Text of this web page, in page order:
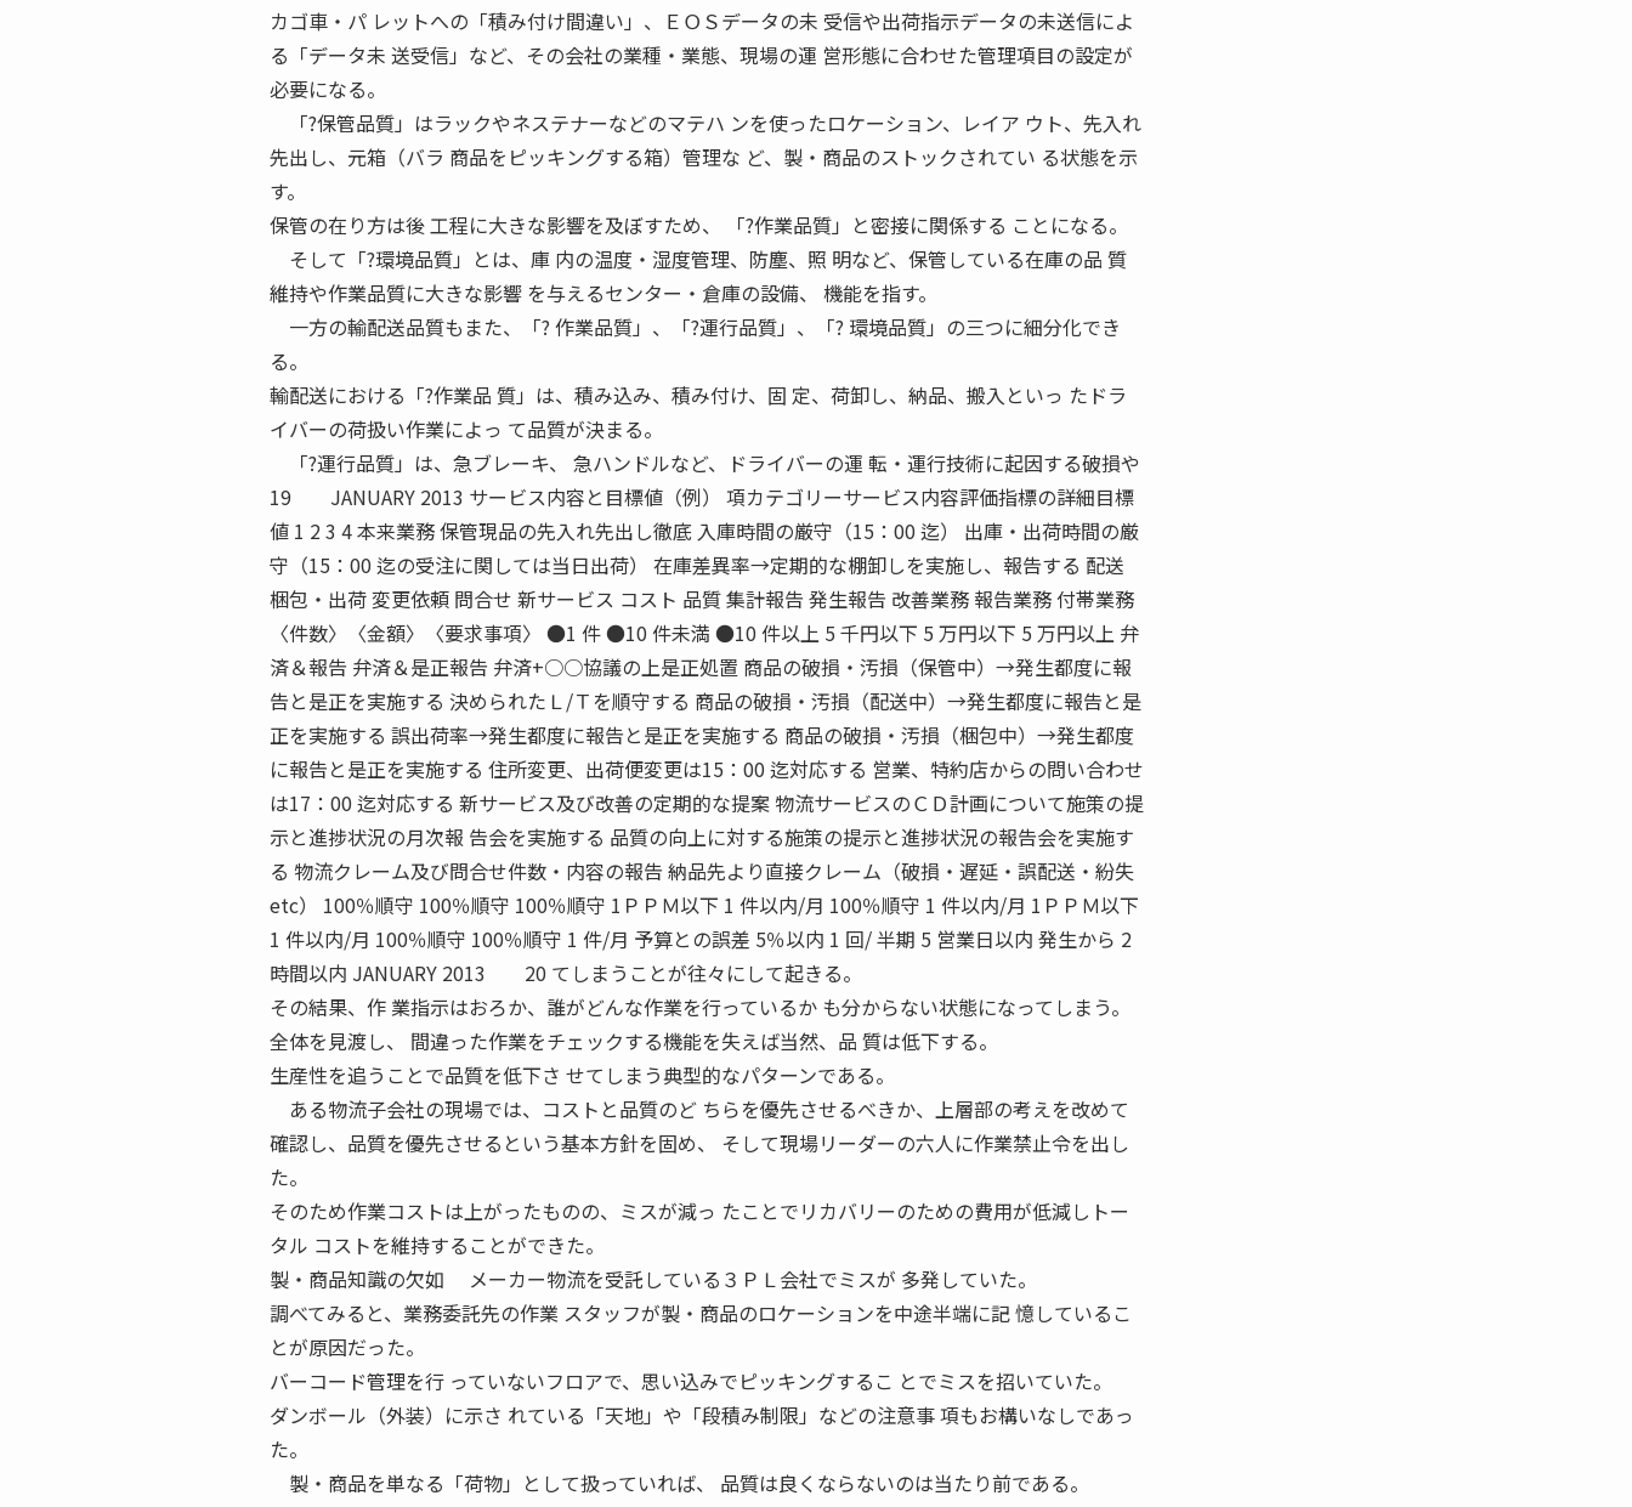
カゴ車・パ レットへの「積み付け間違い」、ＥＯＳデータの未 受信や出荷指示データの未送信によ
る「データ未 送受信」など、その会社の業種・業態、現場の運 営形態に合わせた管理項目の設定が
必要になる。
「?保管品質」はラックやネステナーなどのマテハ ンを使ったロケーション、レイア ウト、先入れ
先出し、元箱（バラ 商品をピッキングする箱）管理な ど、製・商品のストックされてい る状態を示
す。
保管の在り方は後 工程に大きな影響を及ぼすため、 「?作業品質」と密接に関係する ことになる。
そして「?環境品質」とは、庫 内の温度・湿度管理、防塵、照 明など、保管している在庫の品 質
維持や作業品質に大きな影響 を与えるセンター・倉庫の設備、 機能を指す。
一方の輸配送品質もまた、「? 作業品質」、「?運行品質」、「? 環境品質」の三つに細分化でき
る。
輸配送における「?作業品 質」は、積み込み、積み付け、固 定、荷卸し、納品、搬入といっ たドラ
イバーの荷扱い作業によっ て品質が決まる。
「?運行品質」は、急ブレーキ、 急ハンドルなど、ドライバーの運 転・運行技術に起因する破損や
19 JANUARY 2013 サービス内容と目標値（例） 項カテゴリーサービス内容評価指標の詳細目標
値 1 2 3 4 本来業務 保管現品の先入れ先出し徹底 入庫時間の厳守（15：00 迄） 出庫・出荷時間の厳
守（15：00 迄の受注に関しては当日出荷） 在庫差異率→定期的な棚卸しを実施し、報告する 配送
梱包・出荷 変更依頼 問合せ 新サービス コスト 品質 集計報告 発生報告 改善業務 報告業務 付帯業務
〈件数〉〈金額〉〈要求事項〉 ●1 件 ●10 件未満 ●10 件以上 5 千円以下 5 万円以下 5 万円以上 弁
済＆報告 弁済＆是正報告 弁済+○○協議の上是正処置 商品の破損・汚損（保管中）→発生都度に報
告と是正を実施する 決められたＬ/Ｔを順守する 商品の破損・汚損（配送中）→発生都度に報告と是
正を実施する 誤出荷率→発生都度に報告と是正を実施する 商品の破損・汚損（梱包中）→発生都度
に報告と是正を実施する 住所変更、出荷便変更は15：00 迄対応する 営業、特約店からの問い合わせ
は17：00 迄対応する 新サービス及び改善の定期的な提案 物流サービスのＣＤ計画について施策の提
示と進捗状況の月次報 告会を実施する 品質の向上に対する施策の提示と進捗状況の報告会を実施す
る 物流クレーム及び問合せ件数・内容の報告 納品先より直接クレーム（破損・遅延・誤配送・紛失
etc） 100％順守 100％順守 100％順守 1ＰＰＭ以下 1 件以内/月 100％順守 1 件以内/月 1ＰＰＭ以下
1 件以内/月 100％順守 100％順守 1 件/月 予算との誤差 5％以内 1 回/ 半期 5 営業日以内 発生から 2
時間以内 JANUARY 2013 20 てしまうことが往々にして起きる。
その結果、作 業指示はおろか、誰がどんな作業を行っているか も分からない状態になってしまう。
全体を見渡し、 間違った作業をチェックする機能を失えば当然、品 質は低下する。
生産性を追うことで品質を低下さ せてしまう典型的なパターンである。
ある物流子会社の現場では、コストと品質のど ちらを優先させるべきか、上層部の考えを改めて
確認し、品質を優先させるという基本方針を固め、 そして現場リーダーの六人に作業禁止令を出し
た。
そのため作業コストは上がったものの、ミスが減っ たことでリカバリーのための費用が低減しトー
タル コストを維持することができた。
製・商品知識の欠如 メーカー物流を受託している３ＰＬ会社でミスが 多発していた。
調べてみると、業務委託先の作業 スタッフが製・商品のロケーションを中途半端に記 憶しているこ
とが原因だった。
バーコード管理を行 っていないフロアで、思い込みでピッキングするこ とでミスを招いていた。
ダンボール（外装）に示さ れている「天地」や「段積み制限」などの注意事 項もお構いなしであっ
た。
製・商品を単なる「荷物」として扱っていれば、 品質は良くならないのは当たり前である。